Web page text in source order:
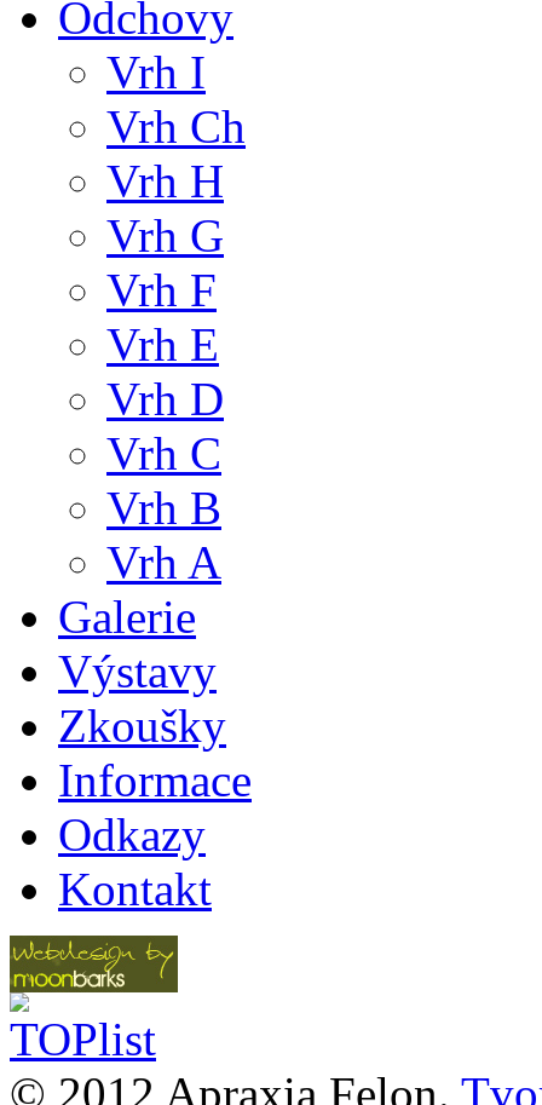
Odchovy
Vrh I
Vrh Ch
Vrh H
Vrh G
Vrh F
Vrh E
Vrh D
Vrh C
Vrh B
Vrh A
Galerie
Výstavy
Zkoušky
Informace
Odkazy
Kontakt
© 2012 Apraxia Felon.